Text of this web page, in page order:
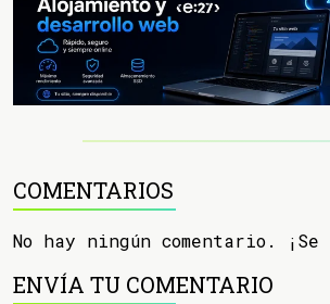
COMENTARIOS
No hay ningún comentario.
ENVÍA TU COMENTARIO